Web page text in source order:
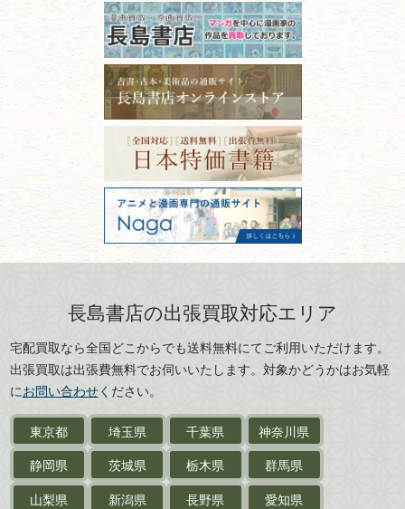
書道
拓本・法帖・碑帖
篆刻・印譜
書道具
美術書・アート本・
デザイン本
カメラ・撮影術
版画・リトグラフ・
刀剣・鎧・ 甲冑
武道書・武術書
近代文学・
サイン色紙
作家草稿・原稿・肉筆物
因！適切な管理で長持ちさせ
るコツ
古本は汚れていると買取でき
ない？適切な保管方法とクリ
ーニング！
ISBNコードとは？書籍の識別
番号の意味と役割を解説
価値ある古書を売るポイント
と注意点
長野県
愛知県
石川県
福井県
福島県
富山県
青森県
岩手県
宮城県
秋田県
山形県
岐阜県
三重県
滋賀県
京都府
大阪府
兵庫県
奈良県
島根県
岡山県
徳島県
香川県
愛媛県
古本買取専門店 長島書店
〒101-0051
東京都千代田区神田神保町2-5-1
フリーダイヤル：0120-414-548
電話：03-3512-8115
FAX：03-3512-8116
古物商許可：東京都公安委員会 第
301028901712号
古物商名称：有限会社長島書店
長島書店の出張買取対応エリア
宅配買取なら全国どこからでも送料無料にてご利用いただけます。
出張買取は出張費無料でお伺いいたします。対象かどうかはお気軽
にお問い合わせください。
東京都 埼玉県 千葉県
神奈川県
静岡県
茨城県 栃木県
群馬県
山梨県
新潟県 長野県
愛知県